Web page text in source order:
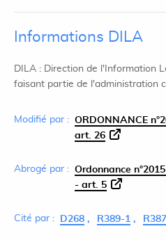
Informations DILA
DILA : Direction de l'Information
faisant partie de l'administration
Modifié par : ORDONNANCE
art. 26
Abrogé par : Ordonnance
- art. 5
Cité par : D268 R389-1